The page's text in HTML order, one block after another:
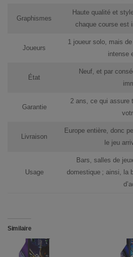
Graphismes
Haute qualité et
chaque course est
Joueurs
1 joueur solo, mais
intense
État
Neuf, et par
Garantie
2 ans, ce qui assure
Livraison
Europe entière, donc
le jeu
Usage
Bars, salles de
domestique ; ainsi, la
Similaire